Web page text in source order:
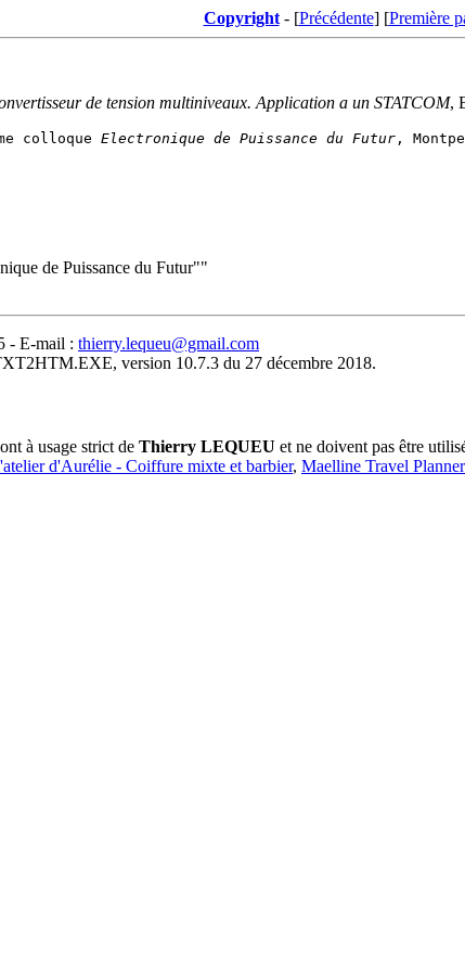
Copyright- [Précédente] [Première
de tension multiniveaux. Application a un STATCOM,
colloque
Electronique de Puissance du Futur
de Puissance du Futur""
- E-mail : thierry.lequeu@gmail.com
version 10.7.3 du 27 décembre 2018.
à usage strict de Thierry LEQUEU et ne doivent pas être
d'Aurélie - Coiffure mixte et barbier, Maelline Travel